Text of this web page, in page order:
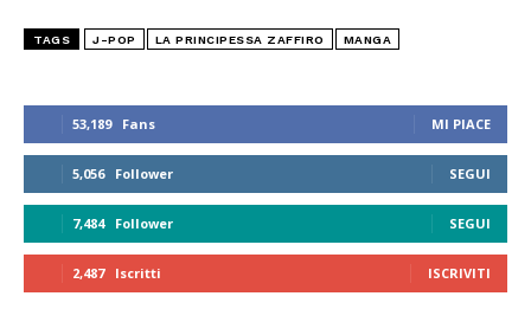
53,189 Fans MI PIACE
5,056 Follower SEGUI
7,484 Follower SEGUI
2,487 Iscritti ISCRIVITI
TAGS J-POP LA PRINCIPESSA ZAFFIRO MANGA